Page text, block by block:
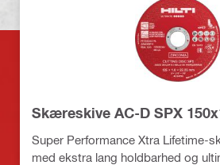
Skæreskive AC-D SPX
Super Performance Xtra Lifetime-
med ekstra lang holdbarhed og